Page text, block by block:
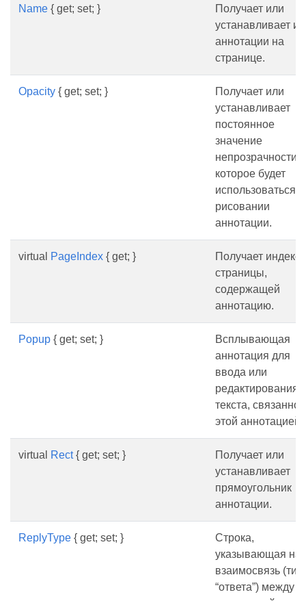
Name { get; set; }
Получает или
устанавливает
аннотации на
странице.
Opacity { get; set; }
Получает или
устанавливает
постоянное
значение
непрозрачности,
которое будет
использоваться
рисовании
аннотации.
virtual PageIndex { get; }
Получает индекс
страницы,
содержащей
аннотацию.
Popup { get; set; }
Всплывающая
аннотация для
ввода или
редактирования
текста,
этой аннотацией.
virtual Rect{ get; set; }
Получает или
устанавливает
прямоугольник
аннотации.
ReplyType { get; set; }
Строка,
указывающая на
взаимосвязь (тип
“ответа”) между